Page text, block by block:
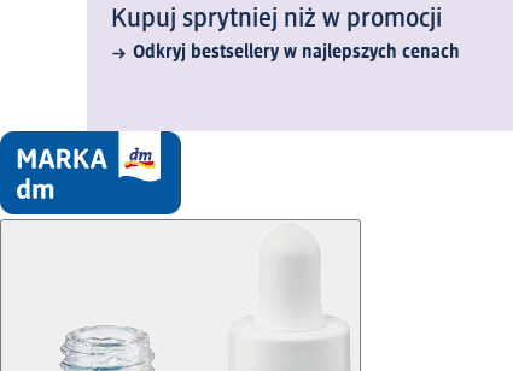
Kupuj sprytniej niż w promocji
Odkryj bestsellery w najlepszych cenach